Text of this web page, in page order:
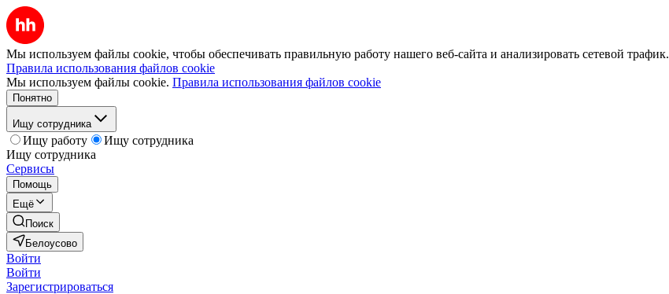
Мы используем файлы cookie, чтобы обеспечивать правильную работу нашего веб-сайта и анализировать сетевой трафик.
Правила использования файлов cookie
Мы используем файлы cookie. Правила использования файлов cookie
Понятно
Ищу сотрудника
Ищу работу
Ищу сотрудника
Ищу сотрудника
Сервисы
Помощь
Ещё
Поиск
Белоусово
Войти
Войти
Зарегистрироваться